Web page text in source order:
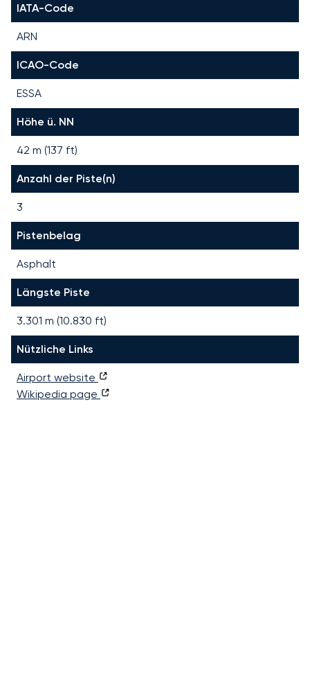
IATA-Code
ARN
ICAO-Code
ESSA
Höhe ü. NN
42 m (137 ft)
Anzahl der Piste(n)
3
Pistenbelag
Asphalt
Längste Piste
3.301 m (10.830 ft)
Nützliche Links
Airport website
Wikipedia page